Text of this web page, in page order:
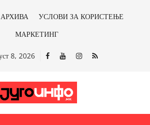
АРХИВА
УСЛОВИ ЗА КОРИСТЕЊЕ
МАРКЕТИНГ
8, 2026